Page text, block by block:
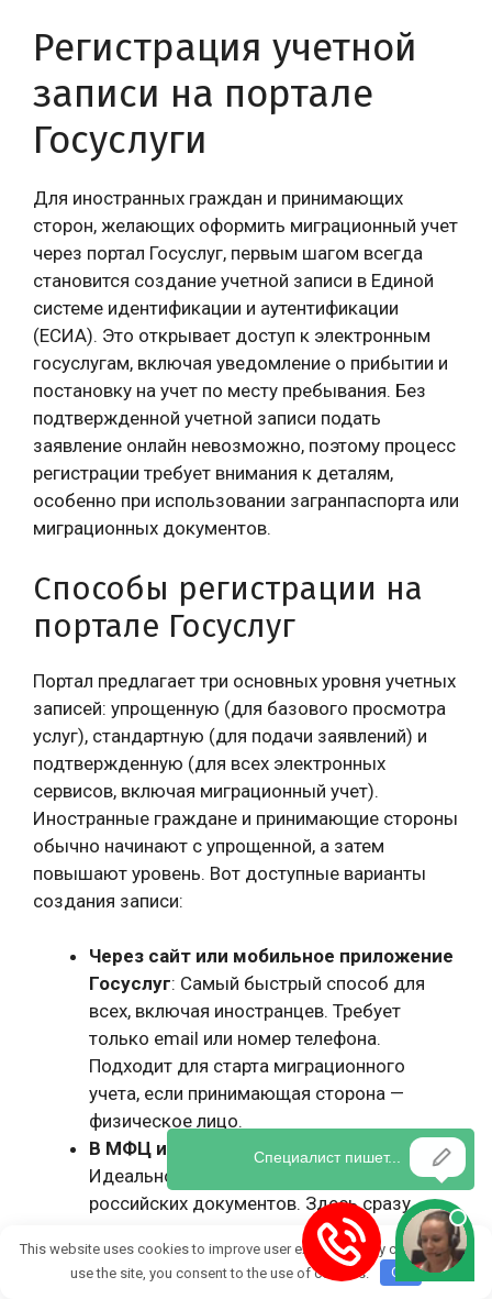
Регистрация учетной
записи на портале
Госуслуги
Для иностранных граждан и принимающих
сторон, желающих оформить миграционный учет
через портал Госуслуг, первым шагом всегда
становится создание учетной записи в Единой
системе идентификации и аутентификации
(ЕСИА). Это открывает доступ к электронным
госуслугам, включая уведомление о прибытии и
постановку на учет по месту пребывания. Без
подтвержденной учетной записи подать
заявление онлайн невозможно, поэтому процесс
регистрации требует внимания к деталям,
особенно при использовании загранпаспорта или
миграционных документов.
Способы регистрации на
портале Госуслуг
Портал предлагает три основных уровня учетных
записей: упрощенную (для базового просмотра
услуг), стандартную (для подачи заявлений) и
подтвержденную (для всех электронных
сервисов, включая миграционный учет).
Иностранные граждане и принимающие стороны
обычно начинают с упрощенной, а затем
повышают уровень. Вот доступные варианты
создания записи:
Через сайт или мобильное приложение
Госуслуг: Самый быстрый способ для
всех, включая иностранцев. Требует
только email или номер телефона.
Подходит для старта миграционного
учета, если принимающая сторона —
физическое лицо.
В МФЦ или через представителя
Идеально для иностранных граждан без
российских документов. Здесь сразу
получают стандартную или
подтвержденную запись, предоставив
паспорт иностранного гражданина,
This website uses cookies to improve user experience. By continuing to
use the site, you consent to the use of cookies.
OK